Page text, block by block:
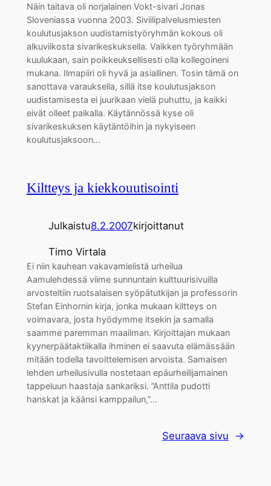
Näin taitava oli norjalainen Vokt-sivari Jonas
Sloveniassa vuonna 2003. Siviilipalvelusmiesten
koulutusjakson uudistamistyöryhmän kokous oli
alkuviikosta sivarikeskuksella. Vaikken työryhmään
kuulukaan, sain poikkeuksellisesti olla kollegoineni
mukana. Ilmapiiri oli hyvä ja asiallinen. Tosin tämä on
sanottava varauksella, sillä itse koulutusjakson
uudistamisesta ei juurikaan vielä puhuttu, ja kaikki
eivät olleet paikalla. Käytännössä kyse oli
sivarikeskuksen käytäntöihin ja nykyiseen
koulutusjaksoon…
Kiltteys ja kiekkouutisointi
Julkaistu8.2.2007kirjoittanut
Timo Virtala
Ei niin kauhean vakavamielistä urheilua
Aamulehdessä viime sunnuntain kulttuurisivuilla
arvosteltiin ruotsalaisen syöpätutkijan ja professorin
Stefan Einhornin kirja, jonka mukaan kiltteys on
voimavara, josta hyödymme itsekin ja samalla
saamme paremman maailman. Kirjoittajan mukaan
kyynerpäätaktiikalla ihminen ei saavuta elämässään
mitään todella tavoittelemisen arvoista. Samaisen
lehden urheilusivulla nostetaan epäurheilijamainen
tappeluun haastaja sankariksi. ”Anttila pudotti
hanskat ja käänsi kamppailun,”…
Seuraava sivu →